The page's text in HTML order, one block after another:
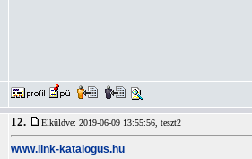
12. Elküldve: 2019-06-09 13:55:56, teszt2
www.link-katalogus.hu